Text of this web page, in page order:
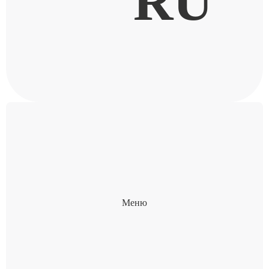
Меню